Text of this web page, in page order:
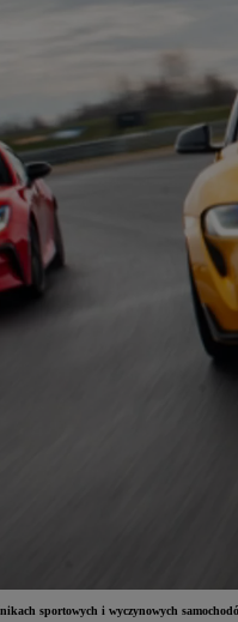
sportowych i wyczynowych